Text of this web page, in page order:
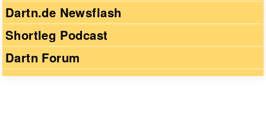
Dartn.de Newsflash
Shortleg Podcast
Dartn Forum